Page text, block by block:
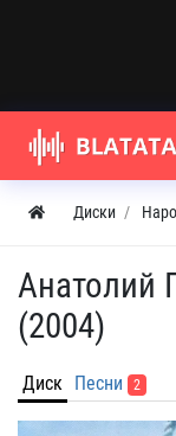
Диски
Анатолий
(2004)
Диск Песни 2